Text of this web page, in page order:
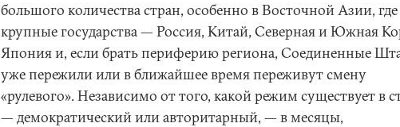
большого количества стран, особенно в Восточной Азии, где
крупные государства — Россия, Китай, Северная и Южная
Япония и, если брать периферию региона, Соединенные
уже пережили или в ближайшее время переживут смену
«рулевого». Независимо от того, какой режим существует в
— демократический или авторитарный, — в месяцы,